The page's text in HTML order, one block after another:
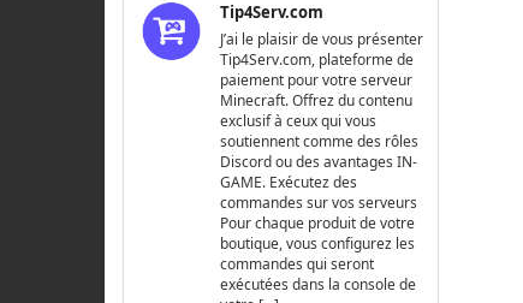
Tip4Serv.com
J’ai le plaisir de vous présenter
Tip4Serv.com, plateforme de
paiement pour votre serveur
Minecraft. Offrez du contenu
exclusif à ceux qui vous
soutiennent comme des rôles
Discord ou des avantages IN-
GAME. Exécutez des
commandes sur vos serveurs
Pour chaque produit de votre
boutique, vous configurez les
commandes qui seront
exécutées dans la console de